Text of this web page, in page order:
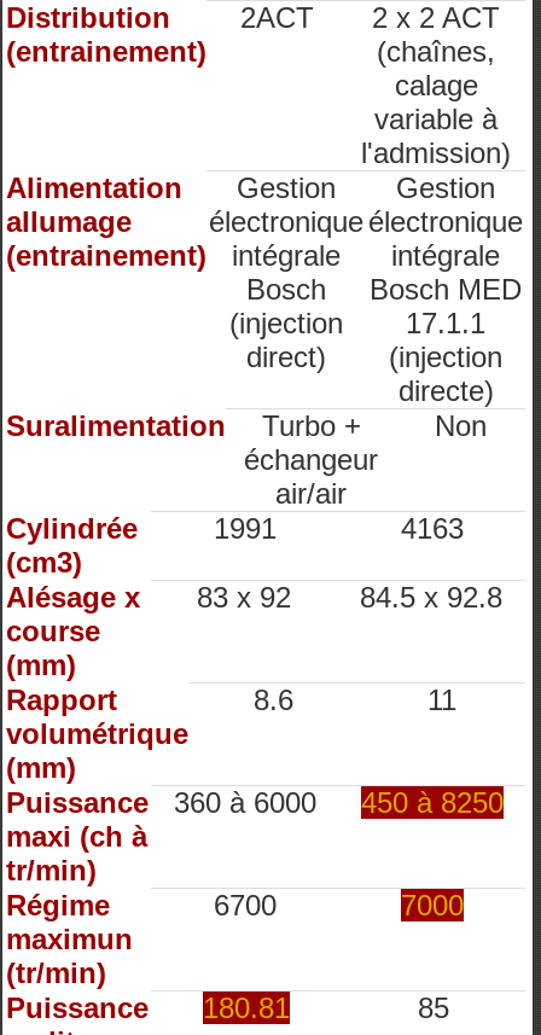
Distribution
(entrainement)
2ACT
2 x 2 ACT
(chaînes,
calage
variable à
l'admission)
Alimentation
allumage
(entrainement)
Gestion
électronique
intégrale
Bosch
(injection
direct)
Gestion
électronique
intégrale
Bosch MED
17.1.1
(injection
directe)
Suralimentation
Turbo +
échangeur
air/air
Non
Cylindrée
(cm3)
1991 4163
Alésage x
course
(mm)
83 x 92 84.5 x 92.8
Rapport
volumétrique
(mm)
8.6 11
Puissance
maxi (ch à
tr/min)
360 à 6000 450 à 8250
Régime
maximun
(tr/min)
6700 7000
Puissance
180.81 85